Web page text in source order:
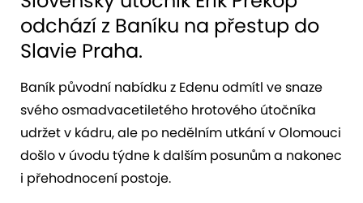
odchází z Baníku na přestup do
Slavie Praha.
Baník původní nabídku z Edenu odmítl ve snaze
svého osmadvacetiletého hrotového útočníka
udržet v kádru, ale po nedělním utkání v Olomouci
došlo v úvodu týdne k dalším posunům a nakonec
i přehodnocení postoje.